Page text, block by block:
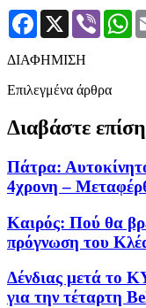
Facebook
X Viber
ΔΙΑΦΗΜΙΣΗ
Επιλεγμένα άρθρα
Διαβάστε
Πάτρα:
4χρονη –
Καιρός: Πού θα
πρόγνωση του
Δένδιας μετά το
για την τέταρτη